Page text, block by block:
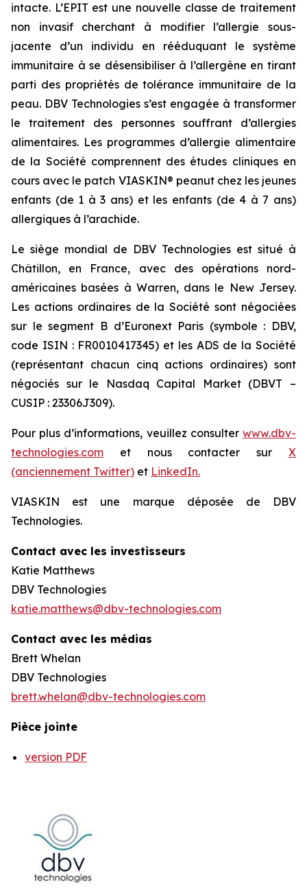
intacte. L’EPIT est une nouvelle classe de traitement
non invasif cherchant à modifier l’allergie sous-
jacente d’un individu en rééduquant le système
immunitaire à se désensibiliser à l’allergène en tirant
parti des propriétés de tolérance immunitaire de la
peau. DBV Technologies s’est engagée à transformer
le traitement des personnes souffrant d’allergies
alimentaires. Les programmes d’allergie alimentaire
de la Société comprennent des études cliniques en
cours avec le patch VIASKIN® peanut chez les jeunes
enfants (de 1 à 3 ans) et les enfants (de 4 à 7 ans)
allergiques à l’arachide.
Le siège mondial de DBV Technologies est situé à
Châtillon, en France, avec des opérations nord-
américaines basées à Warren, dans le New Jersey.
Les actions ordinaires de la Société sont négociées
sur le segment B d’Euronext Paris (symbole : DBV,
code ISIN : FR0010417345) et les ADS de la Société
(représentant chacun cinq actions ordinaires) sont
négociés sur le Nasdaq Capital Market (DBVT –
CUSIP : 23306J309).
Pour plus d’informations, veuillez consulter www.dbv-
technologies.com et nous contacter sur X
(anciennement Twitter) et LinkedIn.
VIASKIN est une marque déposée de DBV
Technologies.
Contact avec les investisseurs
Katie Matthews
DBV Technologies
katie.matthews@dbv-technologies.com
Contact avec les médias
Brett Whelan
DBV Technologies
brett.whelan@dbv-technologies.com
Pièce jointe
version PDF